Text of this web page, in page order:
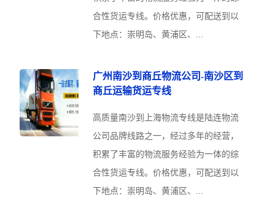
合性货运专线。价格优惠，可配送到以
下地点：崇明岛、黄浦区、...
广州南沙到商丘物流公司-南沙区到
商丘运输货运专线
高质量南沙到上海物流专线是陆连物流
公司品牌线路之一，经过多年的经营，
积累了丰富的物流服务经验为一体的综
合性货运专线。价格优惠，可配送到以
下地点：崇明岛、黄浦区、...